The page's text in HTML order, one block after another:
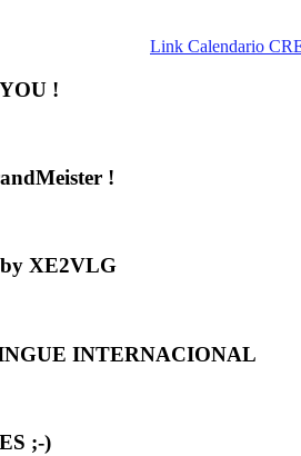
Link Calendario
!
!
XE2VLG
INTERNACIONAL
;-)